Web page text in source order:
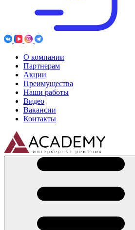
О компании
Партнерам
Акции
Преимущества
Наши работы
Видео
Вакансии
Контакты